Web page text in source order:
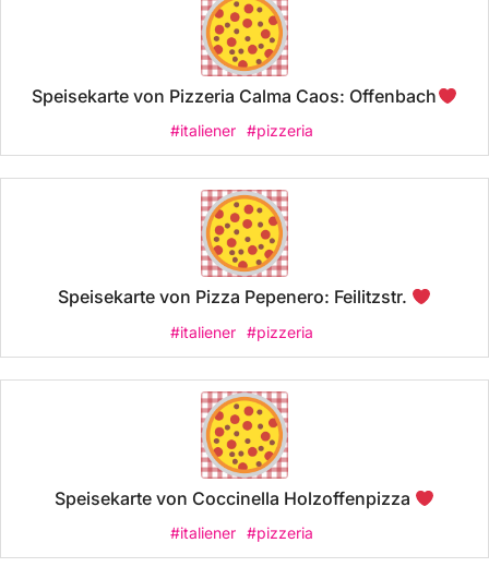
Speisekarte von Pizzeria Calma Caos: Offenbach
#italiener #pizzeria
Speisekarte von Pizza Pepenero: Feilitzstr.
#italiener #pizzeria
Speisekarte von Coccinella Holzoffenpizza
#italiener #pizzeria